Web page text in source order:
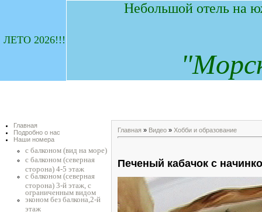
ЛЕТО 2026!!!
Небольшой отель на
"М
Главная
Подробно о нас
Наши номера
с балконом (вид на море)
с балконом (северная
сторона) 4-5 этаж
с балконом (северная
сторона) 3-й этаж, с
ограниченным видом
эконом без балкона,2-й
этаж
Главная » Видео » Хобби и образование
Печеный кабачок с